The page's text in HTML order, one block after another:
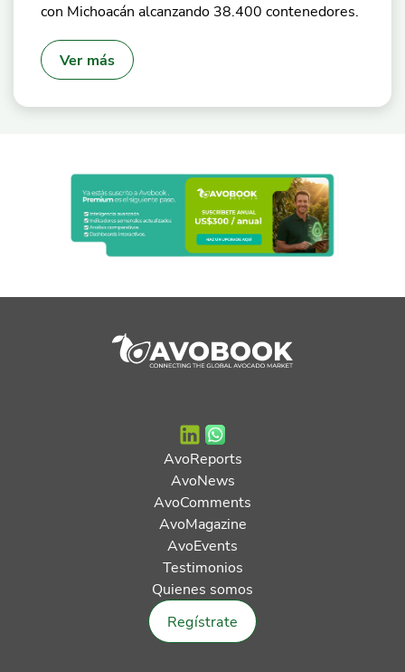
con Michoacán alcanzando 38.400 contenedores.
Ver más
AvoReports
AvoNews
AvoComments
AvoMagazine
AvoEvents
Testimonios
Quienes somos
Regístrate